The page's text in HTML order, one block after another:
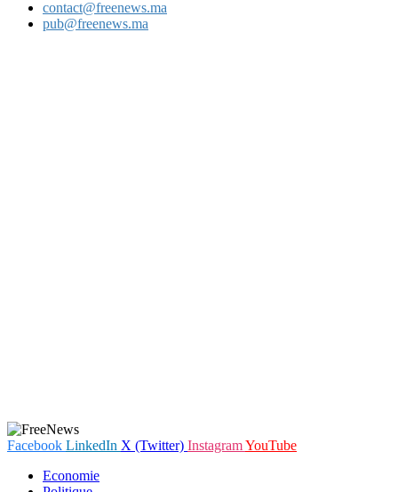
contact@freenews.ma
pub@freenews.ma
Facebook LinkedIn X (Twitter) InstagramYouTube
Economie